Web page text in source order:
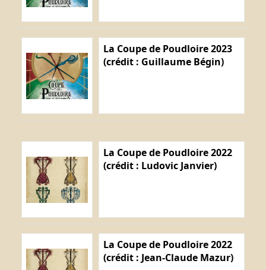
La Coupe de Poudloire 2023
(crédit : Guillaume Bégin)
La Coupe de Poudloire 2022
(crédit : Ludovic Janvier)
La Coupe de Poudloire 2022
(crédit : Jean-Claude Mazur)